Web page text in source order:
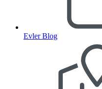
Evler Blog